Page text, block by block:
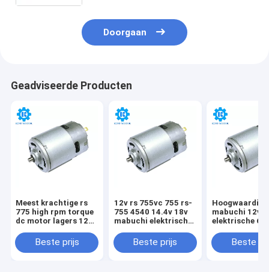
Doorgaan
Geadviseerde Producten
Meest krachtige rs
775 high rpm torque
dc motor lagers 12
13000 19000 rpm
voor loopband
Beste prijs
12v rs 755vc 755 rs-
755 4540 14.4v 18v
mabuchi elektrische
Beste prijs
Hoogwaardige
mabuchi 12v
elektrische
60w micro dc
rs 755 voor
Beste